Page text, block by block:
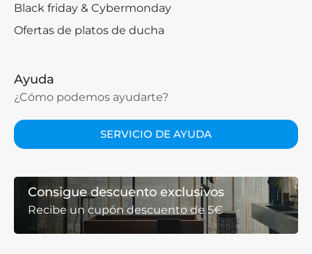
Black friday & Cybermonday
Ofertas de platos de ducha
Ayuda
¿Cómo podemos ayudarte?
SERVICIO DE AYUDA
Consigue descuento exclusivos
Recibe un cupón descuento de 5€